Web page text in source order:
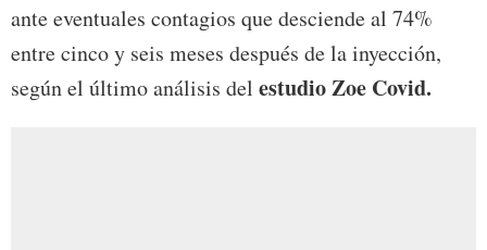
ante eventuales contagios que desciende al 74%
entre cinco y seis meses después de la inyección,
según el último análisis del estudio Zoe Covid.